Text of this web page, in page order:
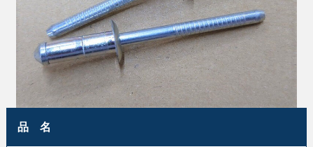
品 名